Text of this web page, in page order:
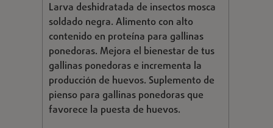
Larva deshidratada de insectos mosca
soldado negra. Alimento con alto
contenido en proteína para gallinas
ponedoras. Mejora el bienestar de tus
gallinas ponedoras e incrementa la
producción de huevos. Suplemento de
pienso para gallinas ponedoras que
favorece la puesta de huevos.